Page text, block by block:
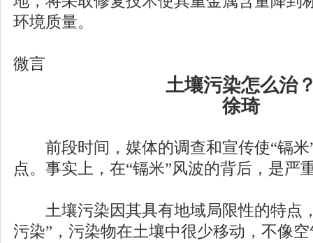
环境质量。
微言
土壤污染怎么治
徐琦
前段时间，媒体的调查和宣传使“镉米
点。事实上，在“镉米”风波的背后，是严
土壤污染因其具有地域局限性的特点
污染”，污染物在土壤中很少移动，不像